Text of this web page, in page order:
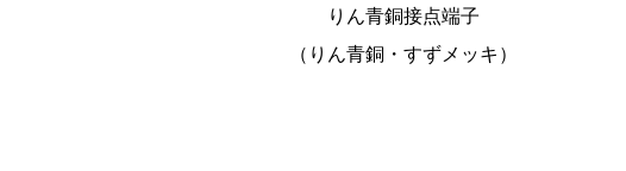
りん青銅接点端子
（りん青銅・すずメッキ）